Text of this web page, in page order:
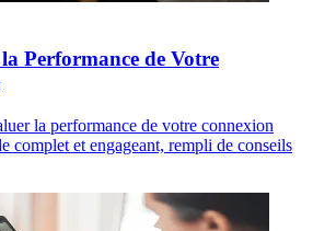
Performance de Votre
la performance de votre connexion
complet et engageant, rempli de conseils